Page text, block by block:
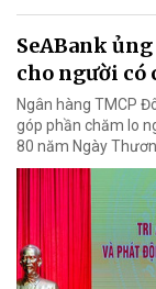
SeABank
cho người có
Ngân hàng TMCP
góp phần chăm lo
80 năm Ngày